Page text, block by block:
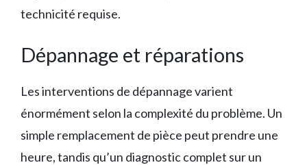
technicité requise.
Dépannage et réparations
Les interventions de dépannage varient
énormément selon la complexité du problème. Un
simple remplacement de pièce peut prendre une
heure, tandis qu’un diagnostic complet sur un